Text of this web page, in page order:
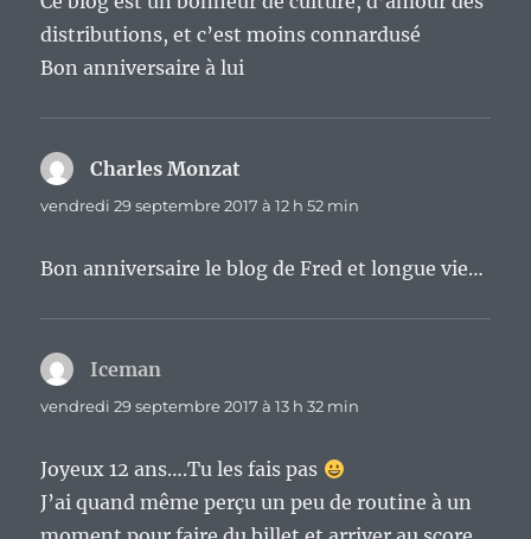
distributions, et c’est moins connardusé
Bon anniversaire à lui
Charles Monzat
vendredi 29 septembre 2017 à 12 h 52 min
Bon anniversaire le blog de Fred et longue vie…
Iceman
vendredi 29 septembre 2017 à 13 h 32 min
Joyeux 12 ans….Tu les fais pas
J’ai quand même perçu un peu de routine à un